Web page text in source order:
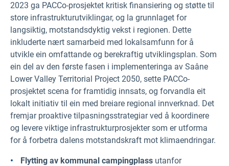
2023 ga PACCo-prosjektet kritisk finansiering og støtte til
store infrastrukturutviklingar, og la grunnlaget for
langsiktig, motstandsdyktig vekst i regionen. Dette
inkluderte nært samarbeid med lokalsamfunn for å
utvikle ein omfattande og berekraftig utviklingsplan. Som
ein del av den første fasen i implementeringa av Saâne
Lower Valley Territorial Project 2050, sette PACCo-
prosjektet scena for framtidig innsats, og forvandla eit
lokalt initiativ til ein med breiare regional innverknad. Det
fremjar proaktive tilpasningsstrategiar ved å koordinere
og levere viktige infrastrukturprosjekter som er utforma
for å forbetra dalens motstandskraft mot klimaendringar.
Flytting av kommunal campingplass utanfor